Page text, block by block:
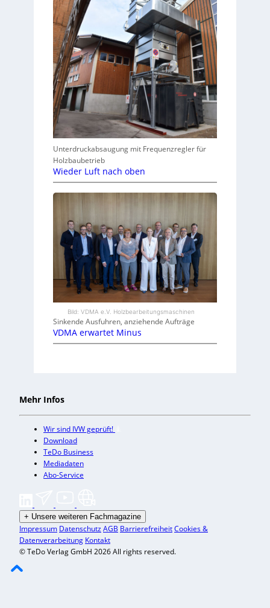
Unterdruckabsaugung mit Frequenzregler für
Holzbaubetrieb
Wieder Luft nach oben
Bild: VDMA e.V. Holzbearbeitungsmaschinen
Sinkende Ausfuhren, anziehende Aufträge
VDMA erwartet Minus
Mehr Infos
Wir sind IVW geprüft!
Download
TeDo Business
Mediadaten
Abo-Service
+ Unsere weiteren Fachmagazine
Impressum DatenschutzAGB BarrierefreiheitCookies &
Datenverarbeitung Kontakt
© TeDo Verlag GmbH 2026 All rights reserved.